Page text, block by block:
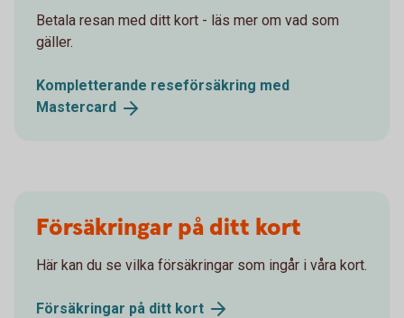
Betala resan med ditt kort - läs mer om vad som
gäller.
Kompletterande reseförsäkring med
Mastercard
Försäkringar på ditt kort
Här kan du se vilka försäkringar som ingår i våra kort.
Försäkringar på ditt kort